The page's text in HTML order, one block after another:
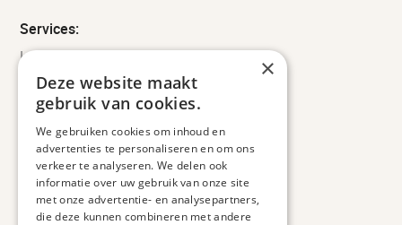
Services:
Leveringsinformatie
Retourbeleid
Informatie
Veelgestelde vragen
Duurzaam ondernemen
Contact informatie
×
Deze website maakt
gebruik van cookies.
We gebruiken cookies om inhoud en
advertenties te personaliseren en om ons
verkeer te analyseren. We delen ook
informatie over uw gebruik van onze site
met onze advertentie- en analysepartners,
die deze kunnen combineren met andere